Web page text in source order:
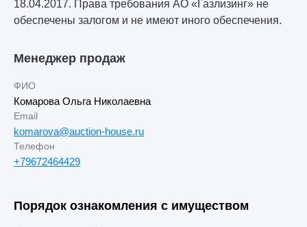
18.04.2017. Права требования АО «Газлизинг» не
обеспечены залогом и не имеют иного обеспечения.
Менеджер продаж
ФИО
Комарова Ольга Николаевна
Email
komarova@auction-house.ru
Телефон
+79672464429
Порядок ознакомления с имуществом